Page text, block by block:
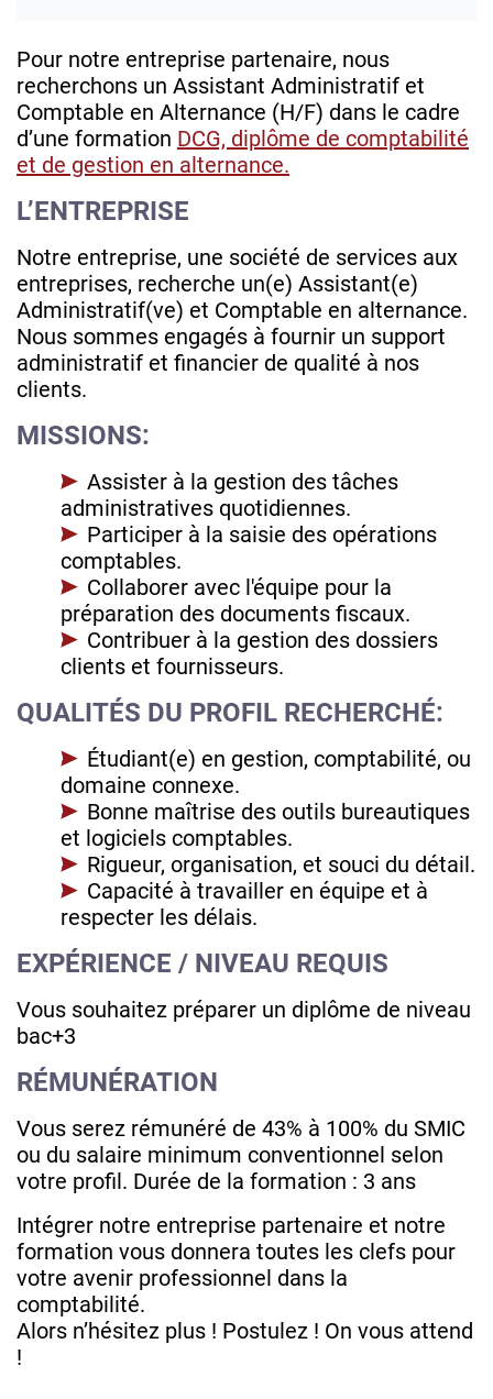
Pour notre entreprise partenaire, nous
recherchons un Assistant Administratif et
Comptable en Alternance (H/F) dans le cadre
d’une formation DCG, diplôme de comptabilité
et de gestion en alternance.
L’ENTREPRISE
Notre entreprise, une société de services aux
entreprises, recherche un(e) Assistant(e)
Administratif(ve) et Comptable en alternance.
Nous sommes engagés à fournir un support
administratif et financier de qualité à nos
clients.
MISSIONS:
Assister à la gestion des tâches
administratives quotidiennes.
Participer à la saisie des opérations
comptables.
Collaborer avec l'équipe pour la
préparation des documents fiscaux.
Contribuer à la gestion des dossiers
clients et fournisseurs.
QUALITÉS DU PROFIL RECHERCHÉ:
Étudiant(e) en gestion, comptabilité, ou
domaine connexe.
Bonne maîtrise des outils bureautiques
et logiciels comptables.
Rigueur, organisation, et souci du détail.
Capacité à travailler en équipe et à
respecter les délais.
EXPÉRIENCE / NIVEAU REQUIS
Vous souhaitez préparer un diplôme de niveau
bac+3
RÉMUNÉRATION
Vous serez rémunéré de 43% à 100% du SMIC
ou du salaire minimum conventionnel selon
votre profil. Durée de la formation : 3 ans
Intégrer notre entreprise partenaire et notre
formation vous donnera toutes les clefs pour
votre avenir professionnel dans la
comptabilité.
Alors n’hésitez plus ! Postulez ! On vous attend
!